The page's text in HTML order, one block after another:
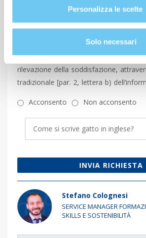
Personalizza le scelte
Solo necessari
Letta e compresa
l’informativa privacy
di Assolombarda Servizi S.p.A. per
quali l’invio di comunicazioni
diretta, le ricerche di mercato e le
rilevazione della soddisfazione,
tradizionale [par. 2, lettera b)
Acconsento Non acconsento
INVIA RICHIESTA
Stefano Colognesi
SERVICE MANAGER
SKILLS E SOSTENIBILITÀ